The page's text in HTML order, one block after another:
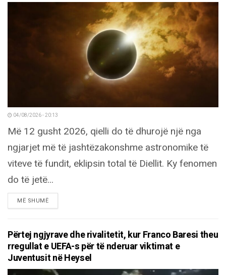
04/08/2026 - 20:13
Më 12 gusht 2026, qielli do të dhurojë një nga
ngjarjet më të jashtëzakonshme astronomike të
viteve të fundit, eklipsin total të Diellit. Ky fenomen
do të jetë...
MË SHUMËDETAILS
Përtej ngjyrave dhe rivalitetit, kur Franco Baresi theu
rregullat e UEFA-s për të nderuar viktimat e
Juventusit në Heysel